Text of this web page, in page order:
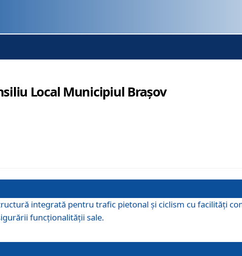
Local Municipiul Brașov
integrată pentru trafic pietonal și ciclism cu facilități
funcționalității sale.